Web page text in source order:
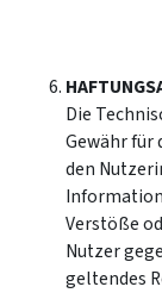
Die
Gewähr für
den
Verstöße
Nutzer
geltendes